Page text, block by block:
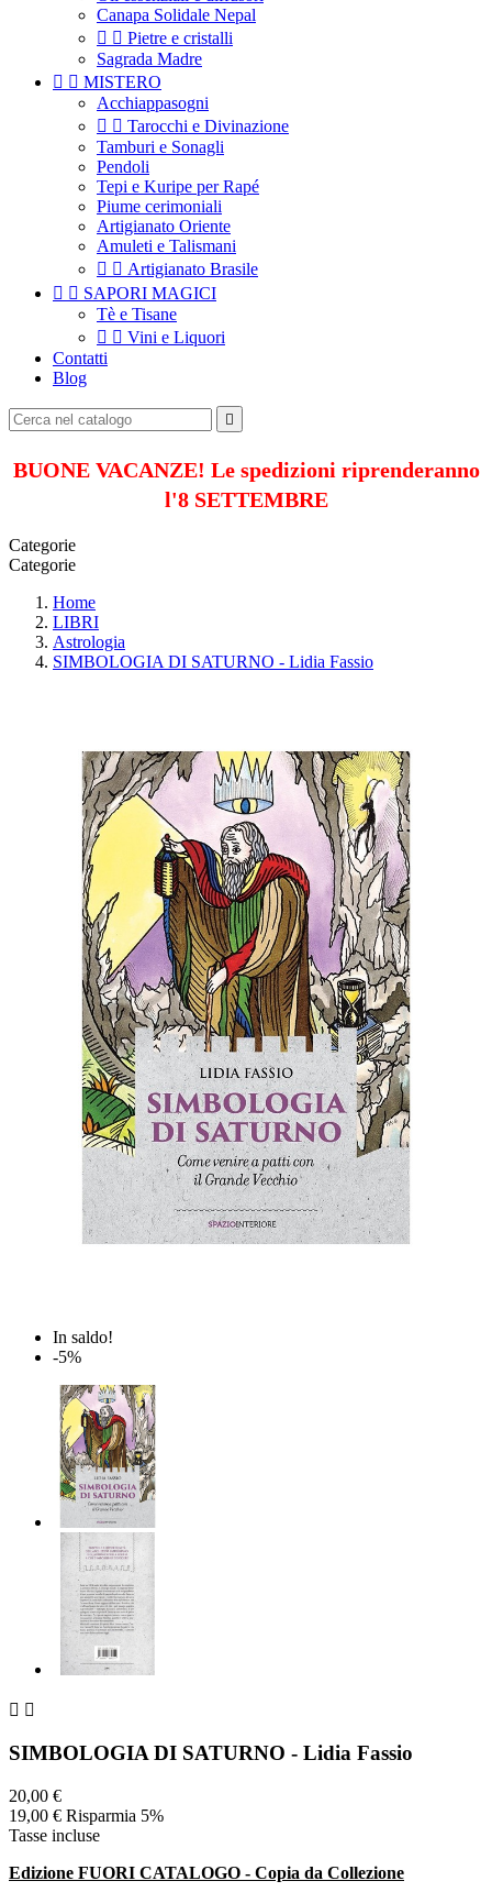
Canapa Solidale Nepal
  Pietre e cristalli
Sagrada Madre
  MISTERO
Acchiappasogni
  Tarocchi e Divinazione
Tamburi e Sonagli
Pendoli
Tepi e Kuripe per Rapé
Piume cerimoniali
Artigianato Oriente
Amuleti e Talismani
  Artigianato Brasile
  SAPORI MAGICI
Tè e Tisane
  Vini e Liquori
Contatti
Blog

BUONE VACANZE! Le spedizioni riprenderanno
l'8 SETTEMBRE
Categorie
Categorie
Home
LIBRI
Astrologia
SIMBOLOGIA DI SATURNO - Lidia Fassio
In saldo!
-5%
 
SIMBOLOGIA DI SATURNO - Lidia Fassio
20,00 €
19,00 € Risparmia 5%
Tasse incluse
Edizione FUORI CATALOGO - Copia da Collezione